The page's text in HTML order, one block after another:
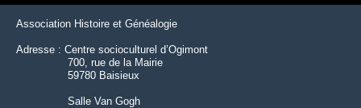
Association Histoire et Généalogie
Adresse : Centre socioculturel d’Ogimont
700, rue de la Mairie
59780 Baisieux
Salle Van Gogh